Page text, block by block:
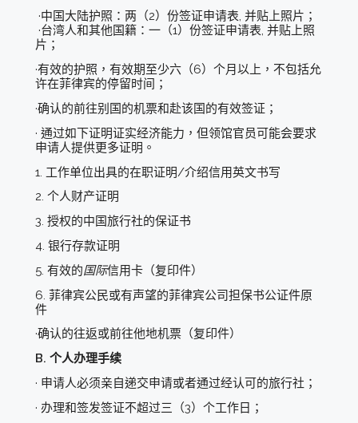
·中国大陆护照：两（2）份签证申请表, 并贴上照片；
·台湾人和其他国籍：一（1）份签证申请表, 并贴上照
片；
·有效的护照，有效期至少六（6）个月以上，不包括允
许在菲律宾的停留时间；
·确认的前往别国的机票和赴该国的有效签证；
· 通过如下证明证实经济能力，但领馆官员可能会要求
申请人提供更多证明。
1. 工作单位出具的在职证明/介绍信用英文书写
2. 个人财产证明
3. 授权的中国旅行社的保证书
4. 银行存款证明
5. 有效的国际信用卡（复印件）
6. 菲律宾公民或有声望的菲律宾公司担保书公证件原
件
·确认的往返或前往他地机票（复印件）
B. 个人办理手续
· 申请人必须亲自递交申请或者通过经认可的旅行社；
· 办理和签发签证不超过三（3）个工作日；